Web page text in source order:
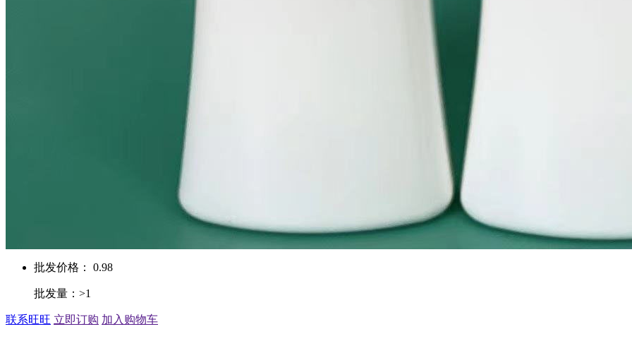
批发价格： 0.98
批发量：>1
联系旺旺 立即订购 加入购物车